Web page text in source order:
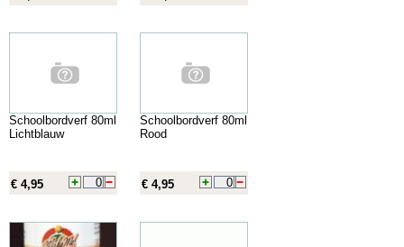
Schoolbordverf 80ml
Lichtblauw
€ 4,95
Schoolbordverf 80ml
Rood
€ 4,95